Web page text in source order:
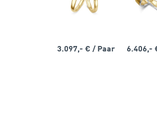
3.097,- € / Paar 6.406,-